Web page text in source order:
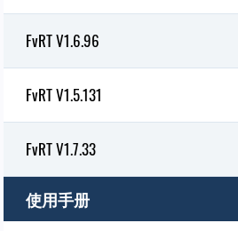
FvRT V1.6.96
FvRT V1.5.131
FvRT V1.7.33
使用手册